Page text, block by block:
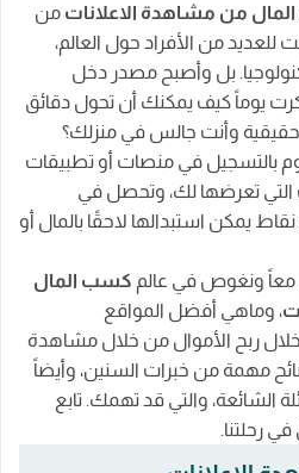
وسيلة فعالة لكسب المال؟
الاعلانات حلال؟
من مشاهدة الاعلانات
من مشاهدة الاعلانات
من مشاهدة الاعلانات من
للعديد من الأفراد حول العالم،
بل وأصبح مصدر دخل
يوماً كيف يمكنك أن تحول دقائق
وأنت جالس في منزلك؟
بالتسجيل في منصات أو تطبيقات
التي تعرضها لك، وتحصل في
يمكن استبدالها لاحقًا بالمال أو
ونغوص في عالم كسب المال
، وماهي أفضل المواقع
ربح الأموال من خلال مشاهدة
مهمة من خبرات السنين، وأيضاً
الشائعة، والتي قد تهمك. تابع
رحلتنا.